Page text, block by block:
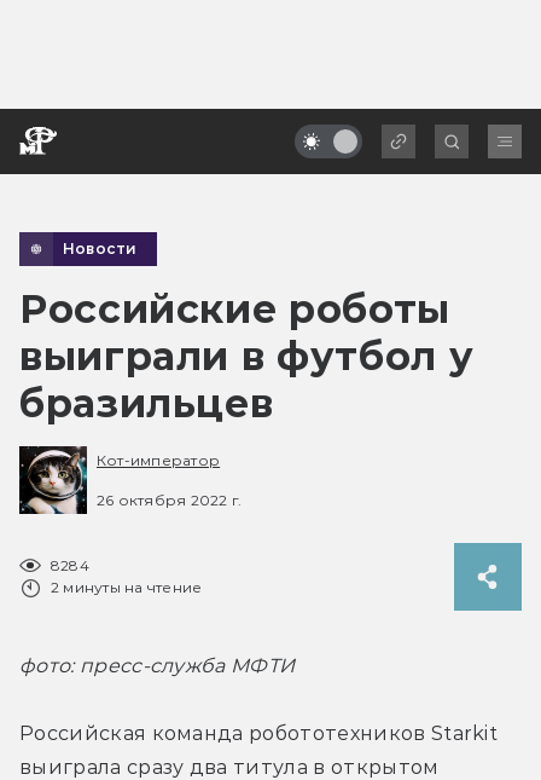
Новости
Российские роботы
выиграли в футбол у
бразильцев
Кот-император
26 октября 2022 г.
8284
2 минуты на чтение
фото: пресс-служба МФТИ
Российская команда робототехников Starkit
выиграла сразу два титула в открытом